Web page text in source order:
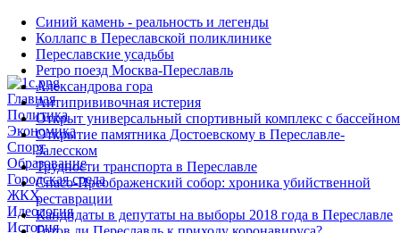
Главная
Политика
Экономика
Спорт
Образование
Городская среда
ЖКХ
Идеология
История
Синий камень - реальность и легенды
Коллапс в Переславской поликлинике
Переславские усадьбы
Ретро поезд Москва-Переславль
Александрова гора
Антипрививочная истерия
Открыт универсальный спортивный комплекс с бассейном
Открытие памятника Достоевскому в Переславле-
Залесском
Трудности транспорта в Переславле
Спасо-Преображенский собор: хроника убийственной
реставрации
Кандидаты в депутаты на выборы 2018 года в Переславле